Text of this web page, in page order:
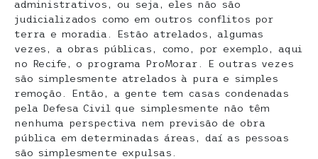
administrativos, ou seja, eles não são
judicializados como em outros conflitos por
terra e moradia. Estão atrelados, algumas
vezes, a obras públicas, como, por exemplo, aqui
no Recife, o programa ProMorar. E outras vezes
são simplesmente atrelados à pura e simples
remoção. Então, a gente tem casas condenadas
pela Defesa Civil que simplesmente não têm
nenhuma perspectiva nem previsão de obra
pública em determinadas áreas, daí as pessoas
são simplesmente expulsas.